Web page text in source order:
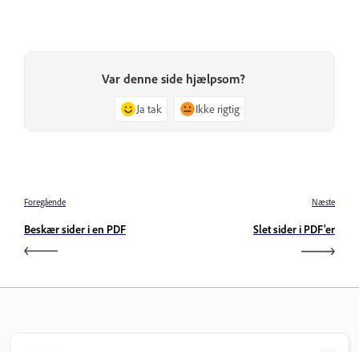
Var denne side hjælpsom?
Ja tak Ikke rigtig
Foregående
Beskær sider i en PDF
Næste
Slet sider i PDF'er